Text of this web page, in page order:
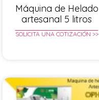
Máquina de Helado
artesanal 5 litros
SOLICITA UNA COTIZACIÓN >>